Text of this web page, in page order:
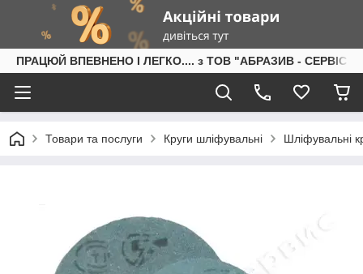
ПРАЦЮЙ ВПЕВНЕНО І ЛЕГКО.... з ТОВ "АБРАЗИВ - СЕРВІС"
Товари та послуги Круги шліфувальні Шліфувальні